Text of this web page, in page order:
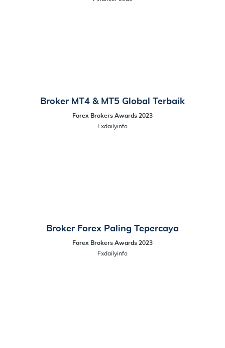
Broker MT4 & MT5 Global Terbaik
Forex Brokers Awards 2023
Fxdailyinfo
Broker Forex Paling Tepercaya
Forex Brokers Awards 2023
Fxdailyinfo